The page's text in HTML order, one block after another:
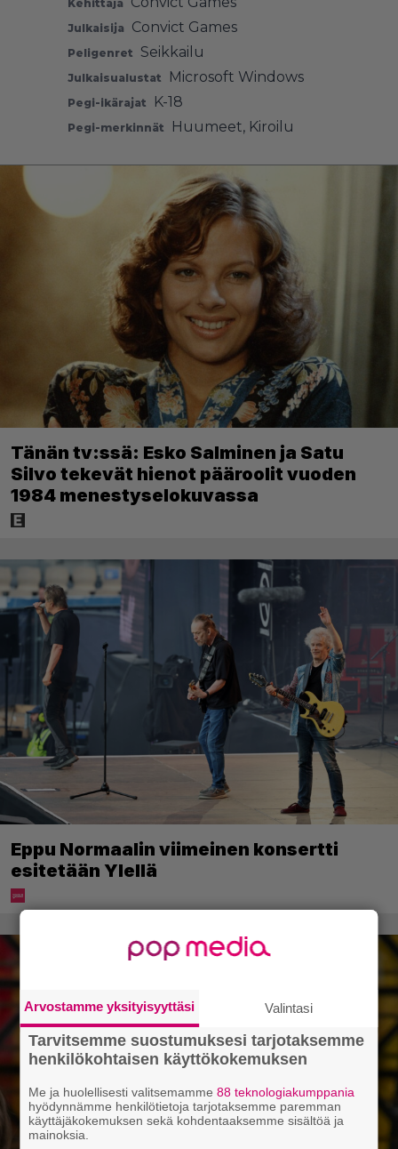
Kehittäjä
Julkaisija Convict Games
Peligenret Seikkailu
Julkaisualustat Microsoft Windows
Pegi-ikärajat K-18
Pegi-merkinnät Huumeet, Kiroilu
Tänän tv:ssä: Esko Salminen ja Satu
Silvo tekevät hienot pääroolit vuoden
1984 menestyselokuvassa
Eppu Normaalin viimeinen konsertti
esitetään Ylellä
Arvostamme yksityisyyttäsi Valintasi
Tarvitsemme suostumuksesi tarjotaksemme
henkilökohtaisen käyttökokemuksen
Me ja huolellisesti valitsemamme88 teknologiakumppania
hyödynnämme henkilötietoja tarjotaksemme paremman
käyttäjäkokemuksen sekä kohdentaaksemme sisältöä ja
mainoksia.